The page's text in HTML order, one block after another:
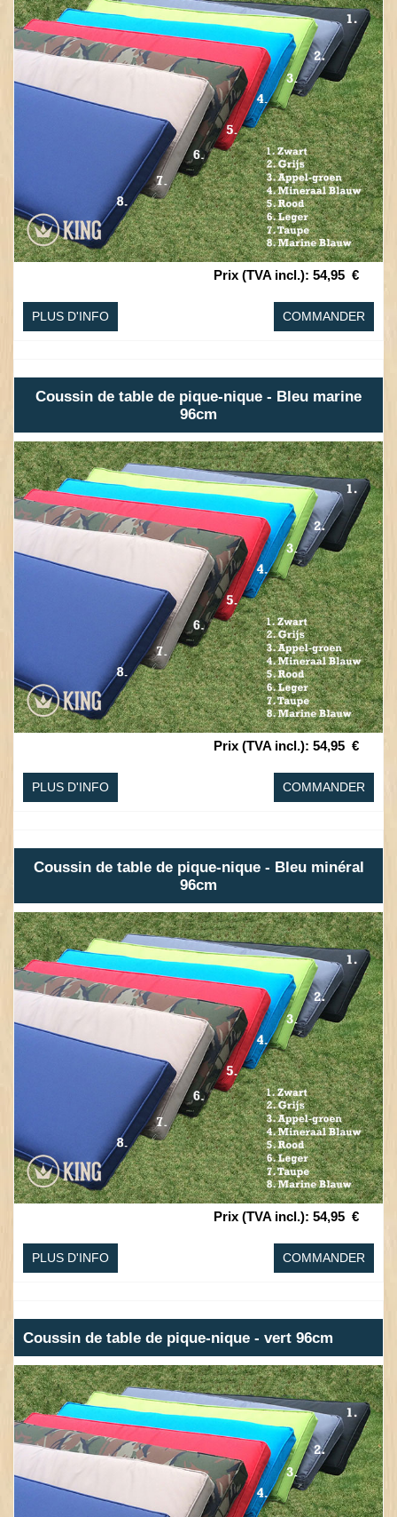
Prix (TVA incl.): 54,95 €
PLUS D'INFO COMMANDER
Coussin de table de pique-nique - Bleu marine
96cm
Prix (TVA incl.): 54,95 €
PLUS D'INFO COMMANDER
Coussin de table de pique-nique - Bleu minéral
96cm
Prix (TVA incl.): 54,95 €
PLUS D'INFO COMMANDER
Coussin de table de pique-nique - vert 96cm